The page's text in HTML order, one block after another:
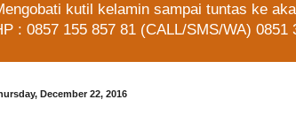
kutil kelamin sampai tuntas ke
: 0857 155 857 81 (CALL/SMS/WA)
December 22, 2016